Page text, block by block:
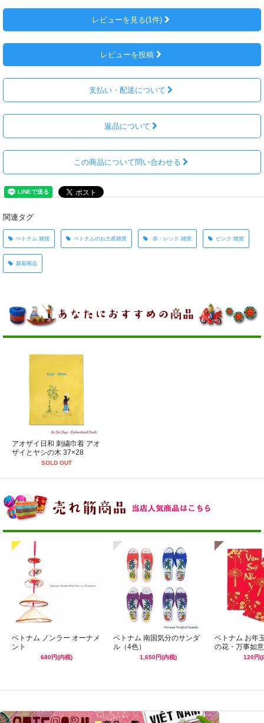
レビューを見る(1件)
レビューを投稿
支払い・配送について
返品について
この商品について問い合わせる
関連タグ
ベトナム 雑貨 ベトナムのお土産雑貨 赤・レッド 雑貨 ピンク 雑貨
新着商品
アオザイ日和 刺繍巾着 アオ
ザイとヤシの木 37×28
SOLD OUT
ベトナム ノンラー オーナメ
ント
680円(内税)
ベトナム 南国気分のサンダ
ル（4色）
1,650円(内税)
ベトナム お年
の花・万事如意
120円(